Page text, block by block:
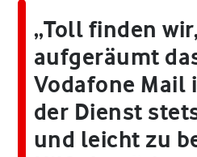
„Toll finden
aufgeräumt
Vodafone Mail
der Dienst
und leicht zu